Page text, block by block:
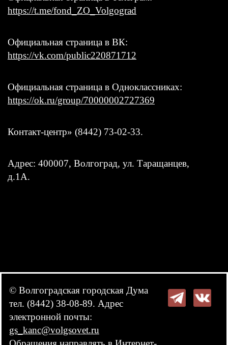
https://t.me/fond_ZO_Volgograd
Официальная страница в ВК:
https://vk.com/public220871712
Официальная страница в Одноклассниках:
https://ok.ru/group/70000002727369
Контакт-центр» (8442) 73-02-33.
Адрес: 400007, Волгоград, ул. Таращанцев,
д.1А.
© Волгоградская городская Дума
тел. (8442) 38-08-89. Адрес
электронной почты:
gs_kanc@volgsovet.ru